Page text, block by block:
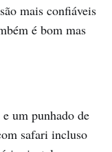
mais confiáveis
é bom mas
um punhado de
safari incluso